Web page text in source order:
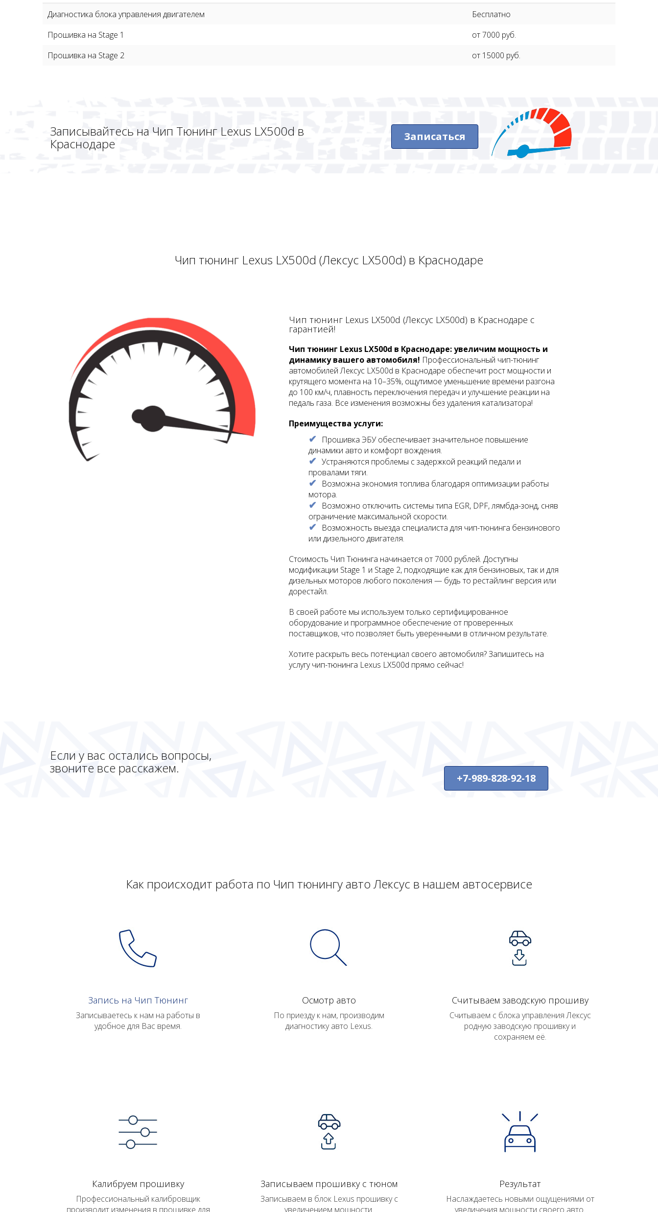
Диагностика блока управления двигателем
Бесплатно
Прошивка на Stage 1
от 7000 руб.
Прошивка на Stage 2
от 15000 руб.
Записывайтесь на Чип Тюнинг Lexus LX500d в
Краснодаре Записаться
Чип тюнинг Lexus LX500d (Лексус LX500d) в Краснодаре
Чип тюнинг Lexus LX500d (Лексус LX500d) в Краснодаре с
гарантией!
Чип тюнинг Lexus LX500d в Краснодаре: увеличим мощность и
динамику вашего автомобиля! Профессиональный чип-тюнинг
автомобилей Лексус LX500d в Краснодаре обеспечит рост мощности и
крутящего момента на 10–35%, ощутимое уменьшение времени разгона
до 100 км/ч, плавность переключения передач и улучшение реакции на
педаль газа. Все изменения возможны без удаления катализатора!
Преимущества услуги:
Прошивка ЭБУ обеспечивает значительное повышение
динамики авто и комфорт вождения.
Устраняются проблемы с задержкой реакций педали и
провалами тяги.
Возможна экономия топлива благодаря оптимизации работы
мотора.
Возможно отключить системы типа EGR, DPF, лямбда-зонд, сняв
ограничение максимальной скорости.
Возможность выезда специалиста для чип-тюнинга бензинового
или дизельного двигателя.
Стоимость Чип Тюнинга начинается от7000 рублей. Доступны
модификации Stage 1 и Stage 2, подходящие как для бензиновых, так и для
дизельных моторов любого поколения — будь то рестайлинг версия или
дорестайл.
В своей работе мы используем только сертифицированное
оборудование и программное обеспечение от проверенных
поставщиков, что позволяет быть уверенными в отличном результате.
Хотите раскрыть весь потенциал своего автомобиля? Запишитесь на
услугу чип-тюнинга Lexus LX500d прямо сейчас!
Если у вас остались вопросы,
звоните все расскажем.
+7-989-828-92-18
Как происходит работа по Чип тюнингу авто Лексус в нашем автосервисе
Запись на Чип Тюнинг
Записываетесь к нам на работы в
удобное для Вас время.
Осмотр авто
По приезду к нам, производим
диагностику авто Lexus.
Считываем заводскую прошиву
Считываем с блока управления Лексус
родную заводскую прошивку и
сохраняем её.
Калибруем прошивку
Профессиональный калибровщик
производит изменения в прошивке для
Записываем прошивку с тюном
Записываем в блок Lexus прошивку с
увеличением мощности.
Результат
Наслаждаетесь новыми ощущениями от
увеличения мощности своего авто.